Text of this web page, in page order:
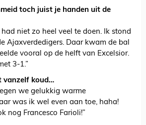
toch juist je handen uit de
had niet zo heel veel te doen. Ik stond
Ajaxverdedigers. Daar kwam de bal
vooral op de helft van Excelsior.
3-1.”
vanzelf koud…
we gelukkig warme
was ik wel even aan toe, haha!
nog Francesco Farioli!”